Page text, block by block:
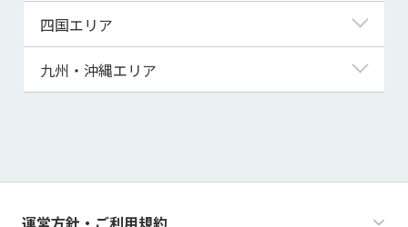
群馬県
福井県
山梨県
長野県
三重県
京都府
大阪府
兵庫県
和歌山県
鳥取県
島根県
山口県
四国エリア
徳島県
高知県
九州・沖縄エリア
運営方針・ご利用規約